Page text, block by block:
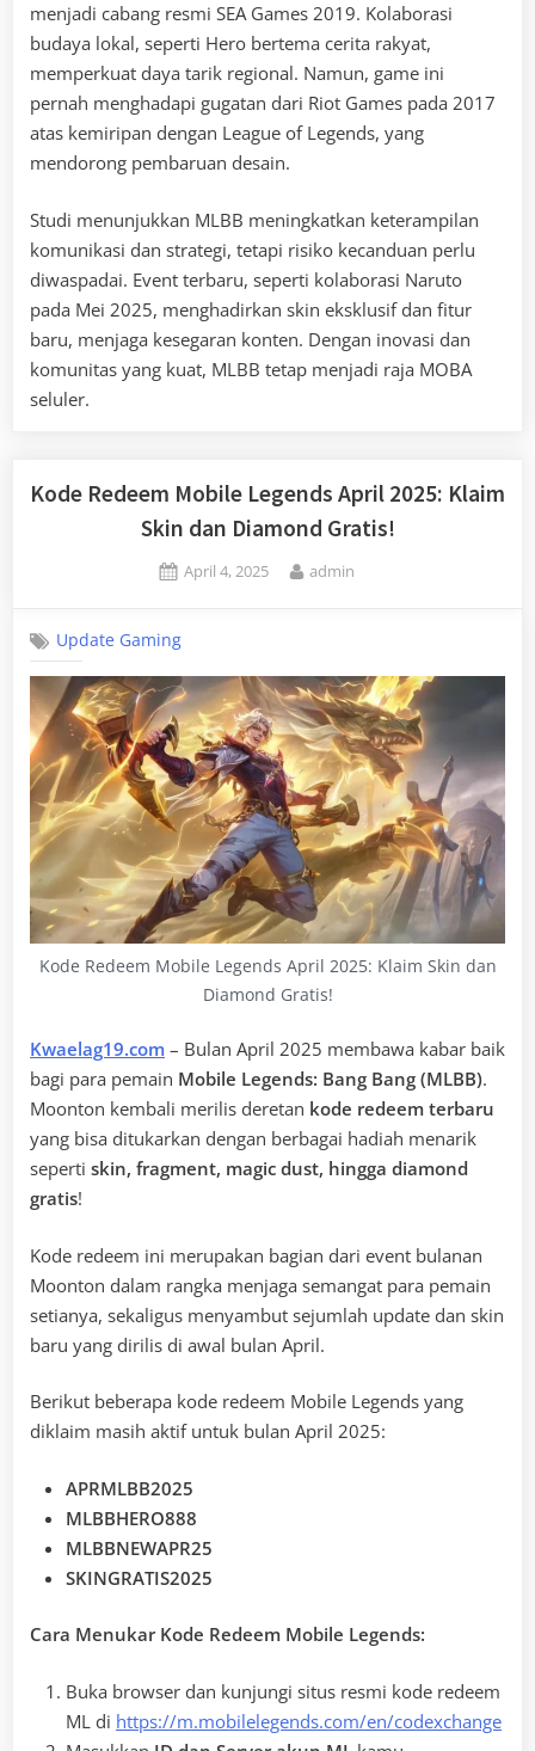
menjadi cabang resmi SEA Games 2019. Kolaborasi
budaya lokal, seperti Hero bertema cerita rakyat,
memperkuat daya tarik regional. Namun, game ini
pernah menghadapi gugatan dari Riot Games pada 2017
atas kemiripan dengan League of Legends, yang
mendorong pembaruan desain.
Studi menunjukkan MLBB meningkatkan keterampilan
komunikasi dan strategi, tetapi risiko kecanduan perlu
diwaspadai. Event terbaru, seperti kolaborasi Naruto
pada Mei 2025, menghadirkan skin eksklusif dan fitur
baru, menjaga kesegaran konten. Dengan inovasi dan
komunitas yang kuat, MLBB tetap menjadi raja MOBA
seluler.
Kode Redeem Mobile Legends April 2025: Klaim
Skin dan Diamond Gratis!
Posted
April 4, 2025 By
admin
Update Gaming
Kode Redeem Mobile Legends April 2025: Klaim Skin dan
Diamond Gratis!
Kwaelag19.com – Bulan April 2025 membawa kabar baik
bagi para pemain Mobile Legends: Bang Bang (MLBB).
Moonton kembali merilis deretan kode redeem terbaru
yang bisa ditukarkan dengan berbagai hadiah menarik
seperti skin, fragment, magic dust, hingga diamond
gratis!
Kode redeem ini merupakan bagian dari event bulanan
Moonton dalam rangka menjaga semangat para pemain
setianya, sekaligus menyambut sejumlah update dan skin
baru yang dirilis di awal bulan April.
Berikut beberapa kode redeem Mobile Legends yang
diklaim masih aktif untuk bulan April 2025:
APRMLBB2025
MLBBHERO888
MLBBNEWAPR25
SKINGRATIS2025
Cara Menukar Kode Redeem Mobile Legends:
Buka browser dan kunjungi situs resmi kode redeem
ML di https://m.mobilelegends.com/en/codexchange